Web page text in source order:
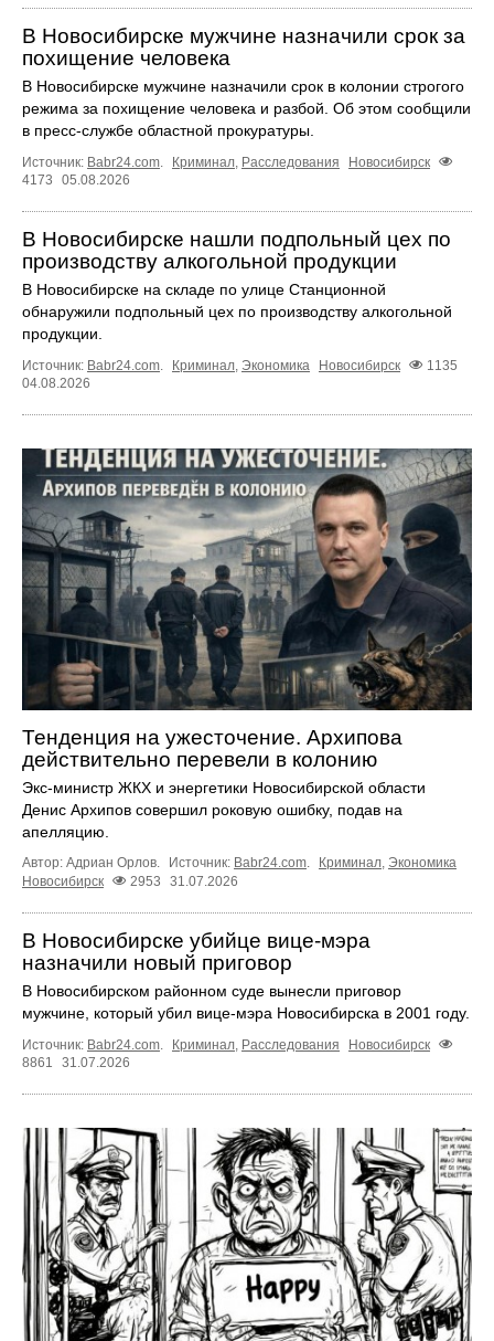
В Новосибирске мужчине назначили срок за
похищение человека
В Новосибирске мужчине назначили срок в колонии строгого
режима за похищение человека и разбой. Об этом сообщили
в пресс-службе областной прокуратуры.
Источник: Babr24.com. Криминал, Расследования
Новосибирск
4173
05.08.2026
В Новосибирске нашли подпольный цех по
производству алкогольной продукции
В Новосибирске на складе по улице Станционной
обнаружили подпольный цех по производству алкогольной
продукции.
Источник: Babr24.com. Криминал, Экономика Новосибирск
1135
04.08.2026
Тенденция на ужесточение. Архипова
действительно перевели в колонию
Экс‑министр ЖКХ и энергетики Новосибирской области
Денис Архипов совершил роковую ошибку, подав на
апелляцию.
Автор: Адриан Орлов. Источник: Babr24.com. Криминал, Экономика
Новосибирск
2953 31.07.2026
В Новосибирске убийце вице-мэра
назначили новый приговор
В Новосибирском районном суде вынесли приговор
мужчине, который убил вице-мэра Новосибирска в 2001 году.
Источник: Babr24.com. Криминал, Расследования
Новосибирск
8861
31.07.2026